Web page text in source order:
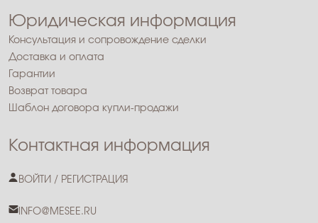
Юридическая информация
Консультация и сопровождение сделки
Доставка и оплата
Гарантии
Возврат товара
Шаблон договора купли-продажи
Контактная информация
ВОЙТИ / РЕГИСТРАЦИЯ
INFO@MESEE.RU